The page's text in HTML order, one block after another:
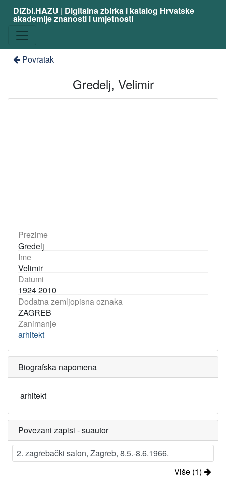
DiZbi.HAZU | Digitalna zbirka i katalog Hrvatske
akademije znanosti i umjetnosti
Povratak
Gredelj, Velimir
Prezime
Gredelj
Ime
Velimir
Datumi
1924 2010
Dodatna zemljopisna oznaka
ZAGREB
Zanimanje
arhitekt
Biografska napomena
arhitekt
Povezani zapisi - suautor
2. zagrebački salon, Zagreb, 8.5.-8.6.1966.
Više (1)